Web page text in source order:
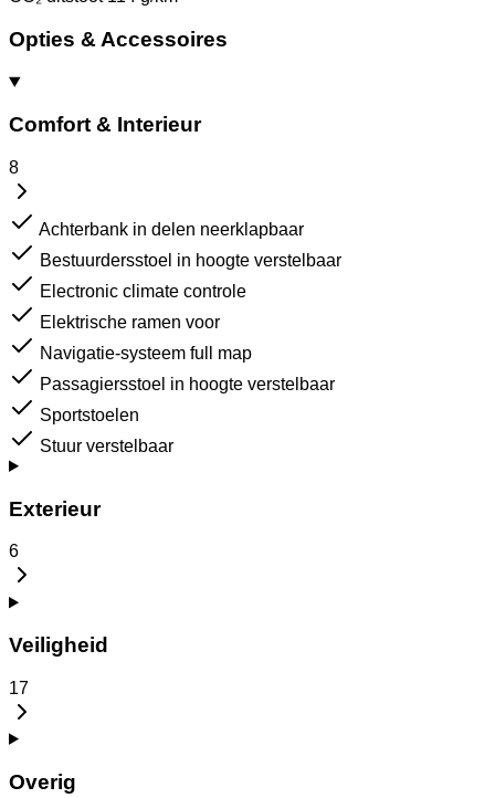
Opties & Accessoires
Comfort & Interieur
8
Achterbank in delen neerklapbaar
Bestuurdersstoel in hoogte verstelbaar
Electronic climate controle
Elektrische ramen voor
Navigatie-systeem full map
Passagiersstoel in hoogte verstelbaar
Sportstoelen
Stuur verstelbaar
Exterieur
6
Veiligheid
17
Overig